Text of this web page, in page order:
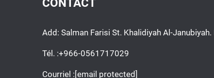
Add: Salman Farisi St. Khalidiyah Al-
Tél. :+966-0561717029
Courriel :[email protected]